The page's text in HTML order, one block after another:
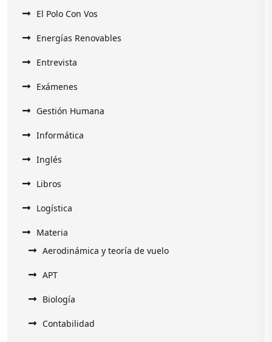
El Polo Con Vos
Energías Renovables
Entrevista
Exámenes
Gestión Humana
Informática
Inglés
Libros
Logística
Materia
Aerodinámica y teoría de vuelo
APT
Biología
Contabilidad